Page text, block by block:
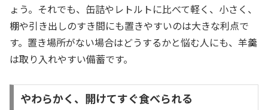
ょう。それでも、缶詰やレトルトに比べて軽く、小さく、
棚や引き出しのすき間にも置きやすいのは大きな利点で
す。置き場所がない場合はどうするかと悩む人にも、羊羹
は取り入れやすい備蓄です。
やわらかく、開けてすぐ食べられる